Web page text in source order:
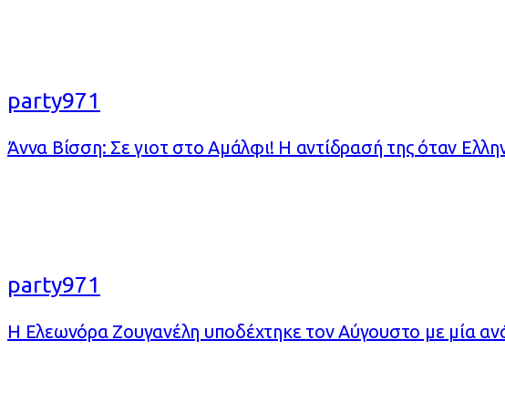
party971
Άννα Βίσση: Σε γιοτ στο Αμάλφι! Η αντίδρασή της όταν
party971
Η Ελεωνόρα Ζουγανέλη υποδέχτηκε τον Αύγουστο με μία